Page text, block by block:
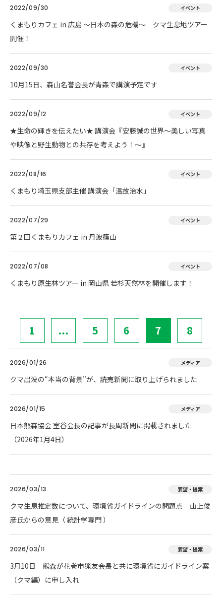
2022/09/30 イベント
くまもりカフェ in 広島 ～日本の森の危機～ クマ生息地ツアー
開催！
2022/09/30 イベント
10月15日、森山名誉会長が青森で講演予定です
2022/09/12 イベント
★生命の輝きを伝えたい★ 講演会『安藤誠の世界～美しい写真
や映像と野生動物との共存を考えよう！～』
2022/08/16 イベント
くまもり埼玉県支部主催 講演会「温故治水」
2022/07/29 イベント
第２回くまもりカフェ in 丹波篠山
2022/07/08 イベント
くまもり原生林ツアー in 岡山県 若杉天然林を開催します！
1 ... 5 6 7 8
2026/01/26 メディア
クマ出没の“本当の背景”が、読売新聞に取り上げられました
2026/01/15 メディア
日本熊森協会 室谷会長の記事が長周新聞に掲載されました
（2026年1月4日）
2026/03/13 要望・提案
クマ生息推定数について、環境省ガイドラインの問題点 山上俊
彦氏からの意見（ 統計学専門 ）
2026/03/11 要望・提案
3月10日 熊森が花巻市猟友会長と共に環境省にガイドライン案
（クマ編）に申し入れ